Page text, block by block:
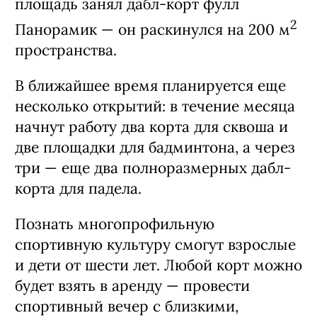
Панорамик — он раскинулся на 200 м2
пространства.
В ближайшее время планируется еще
несколько открытий: в течение месяца
начнут работу два корта для сквоша и
две площадки для бадминтона, а через
три — еще два полноразмерных дабл-
корта для падела.
Познать многопрофильную
спортивную культуру смогут взрослые
и дети от шести лет. Любой корт можно
будет взять в аренду — провести
спортивный вечер с близкими,